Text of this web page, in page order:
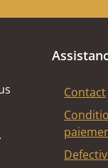
.
Contact